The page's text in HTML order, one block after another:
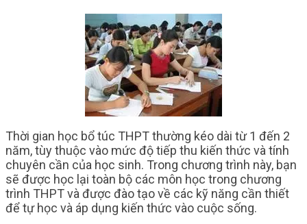
Thời gian học bổ túc THPT thường kéo dài từ 1 đến 2
năm, tùy thuộc vào mức độ tiếp thu kiến thức và tính
chuyên cần của học sinh. Trong chương trình này, bạn
sẽ được học lại toàn bộ các môn học trong chương
trình THPT và được đào tạo về các kỹ năng cần thiết
để tự học và áp dụng kiến thức vào cuộc sống.